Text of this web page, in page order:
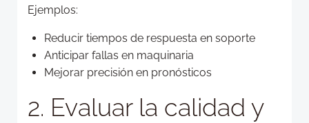
Ejemplos:
Reducir tiempos de respuesta en soporte
Anticipar fallas en maquinaria
Mejorar precisión en pronósticos
2. Evaluar la calidad y